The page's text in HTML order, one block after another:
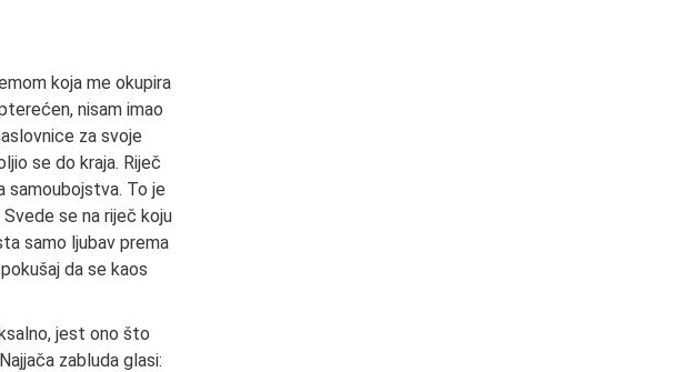
koja me okupira
nisam imao
za svoje
se do kraja. Riječ
samoubojstva. To je
se na riječ koju
samo ljubav prema
da se kaos
jest ono što
zabluda glasi: